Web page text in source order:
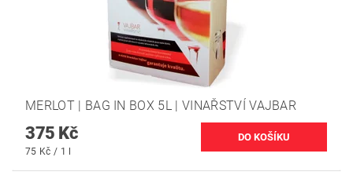
MERLOT | BAG IN BOX 5L | VINAŘSTVÍ VAJBAR
375 Kč
75 Kč / 1 l